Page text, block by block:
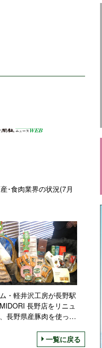
･食肉業界の状況(7月
・軽井沢工房が長野駅
長野店をリニュ
長野県産豚肉を使った
食文化」を発信一覧に戻る